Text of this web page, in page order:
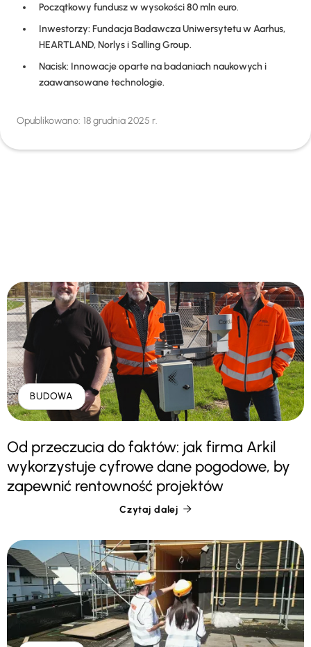
Początkowy fundusz w wysokości 80 mln euro.
Inwestorzy: Fundacja Badawcza Uniwersytetu w Aarhus,
HEARTLAND, Norlys i Salling Group.
Nacisk: Innowacje oparte na badaniach naukowych i
zaawansowane technologie.
Opublikowano: 18 grudnia 2025 r.
BUDOWA
Od przeczucia do faktów: jak firma Arkil
wykorzystuje cyfrowe dane pogodowe, by
zapewnić rentowność projektów
Czytaj dalej 